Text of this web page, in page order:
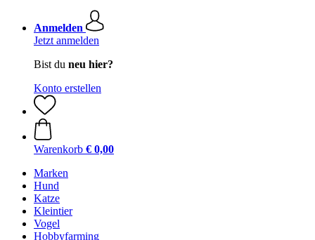
Anmelden
Jetzt anmelden
Bist du neu hier?
Konto erstellen
Warenkorb € 0,00
Marken
Hund
Katze
Kleintier
Vogel
Hobbyfarming